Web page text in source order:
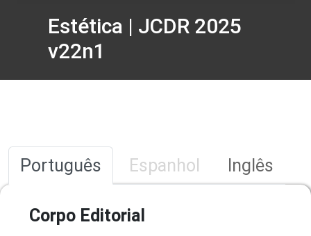
Estética | JCDR 2025
v22n1
Português Espanhol Inglês
Corpo Editorial